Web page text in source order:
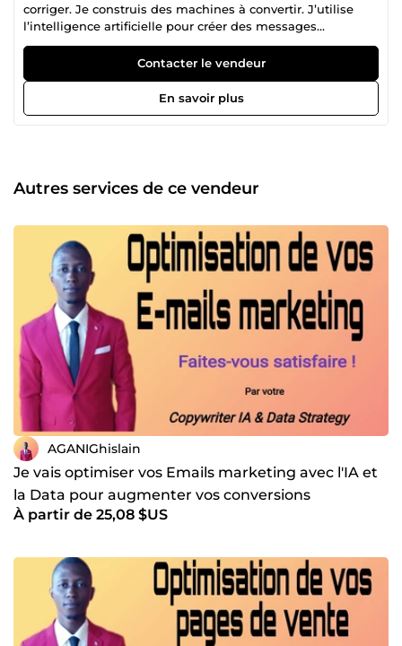
corriger. Je construis des machines à convertir. J’utilise
l’intelligence artificielle pour créer des messages
percutants, puis j’analyse les données pour optimiser
chaque mot, chaque phrase, chaque appel à l’action. Je
crée des systèmes de vente pilotés par les données.
Chaque mot est optimisé. Chaque message est testé.
Chaque campagne est mesurée. 📊 J’observe les chiffres.
campagnes, posts : Tout est testé, mesuré et amélioré en
continu. Je ne travaille pas à l’intuition. Je travaille à la
les décisions en chiffre d’affaires. 💸 N'hésitez pas à lancer
vos commandes ! J'ai hâte de vous donner satisfaction.
Contacter le vendeur
En savoir plus
Autres services de ce vendeur
AGANIGhislain
Je vais optimiser vos Emails marketing avec l'IA et
la Data pour augmenter vos conversions
À partir de 25,08 $US